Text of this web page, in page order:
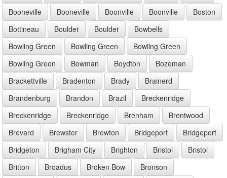
Booneville
Booneville Boonville Boonville
Boston
Bottineau
Boulder Boulder
Bowbells
Bowling Green
Bowling Green
Bowling Green
Bowling Green
Bowman Boydton
Bozeman
Brackettville
Bradenton Brady
Brainerd
Brandenburg
Brandon Brazil
Breckenridge
Breckenridge
Breckenridge Brenham
Brentwood
Brevard
Brewster Brewton Bridgeport
Bridgeport
Bridgeton
Brigham City Brighton Bristol
Bristol
Britton
Broadus Broken Bow
Bronson